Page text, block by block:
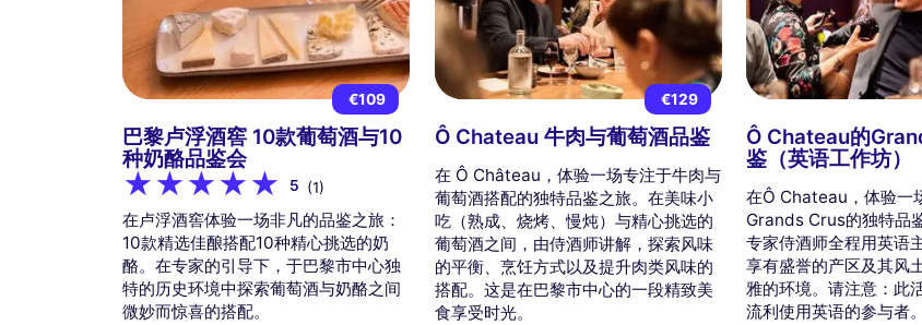
€109
巴黎卢浮酒窖 10款葡萄酒与10
种奶酪品鉴会
5 (1)
在卢浮酒窖体验一场非凡的品鉴之旅：
10款精选佳酿搭配10种精心挑选的奶
酪。在专家的引导下，于巴黎市中心独
特的历史环境中探索葡萄酒与奶酪之间
微妙而惊喜的搭配。
€129
Ô Chateau 牛肉与葡萄酒品鉴
在 Ô Château，体验一场专注于牛肉与
葡萄酒搭配的独特品鉴之旅。在美味小
吃（熟成、烧烤、慢炖）与精心挑选的
葡萄酒之间，由侍酒师讲解，探索风味
的平衡、烹饪方式以及提升肉类风味的
搭配。这是在巴黎市中心的一段精致美
食享受时光。
Ô Chateau的
鉴（英语工作坊）
在Ô Chateau，体验一
Grands Crus的独特品
专家侍酒师全程用英语
享有盛誉的产区及其风
雅的环境。请注意：此
流利使用英语的参与者。